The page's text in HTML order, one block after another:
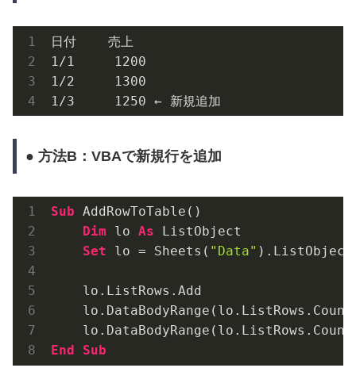
1/1
1200
1/2
1300
1/3 1250 ← 新規追加
● 方法B：VBAで新規行を追加
Sub AddRowToTable()
Dim lo As ListObject
Set lo = Sheets( "Data"
    lo.ListRows.Add
End
Sub